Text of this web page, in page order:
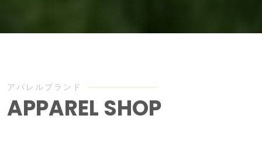
APPAREL SHOP